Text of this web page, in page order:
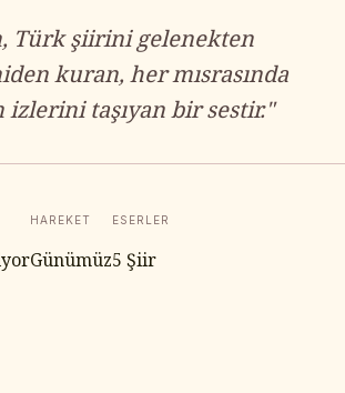
Türk şiirini gelenekten
kuran, her mısrasında
izlerini taşıyan bir sestir."
HAREKET
Günümüz
ESERLER
5 Şiir